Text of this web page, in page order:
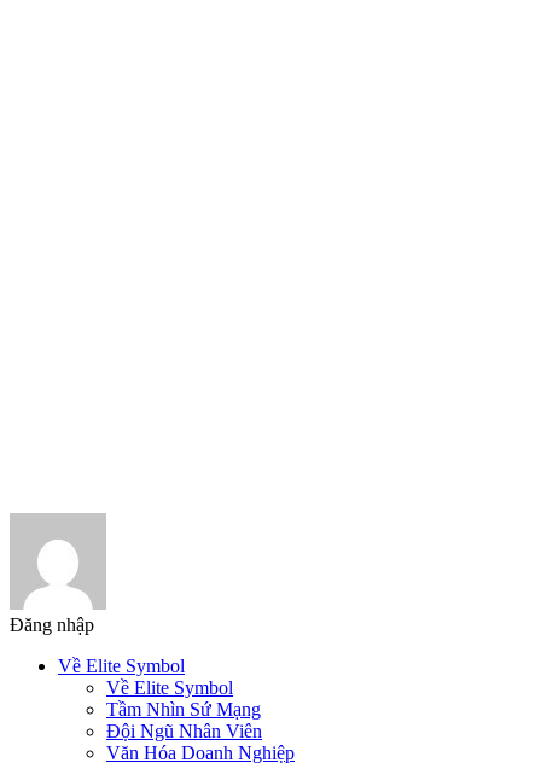
Đăng nhập
Về Elite Symbol
Về Elite Symbol
Tầm Nhìn Sứ Mạng
Đội Ngũ Nhân Viên
Văn Hóa Doanh Nghiệp